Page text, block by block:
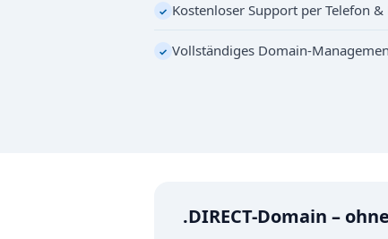
✓ Kostenloser Support per Telefon &
✓ Vollständiges Domain-
.DIRECT-Domain –